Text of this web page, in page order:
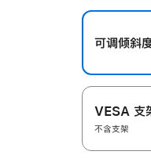
可调倾斜
VESA 支
不含支架